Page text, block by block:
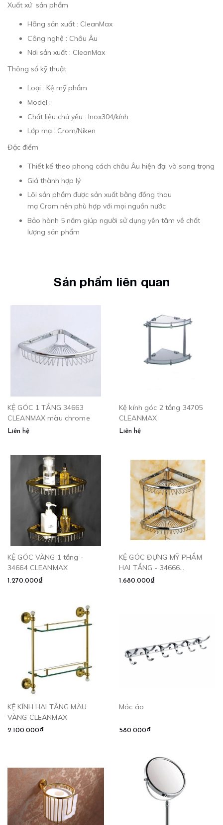
Xuất xứ sản phẩm
Hãng sản xuất : CleanMax
Công nghệ : Châu Âu
Nơi sản xuất : CleanMax
Thông số kỹ thuật
Loại : Kệ mỹ phẩm
Model :
Chất liệu chủ yếu : Inox304/kính
Lớp mạ : Crom/Niken
Đặc điểm
Thiết kế theo phong cách châu Âu hiện đại và sang trọng
Giá thành hợp lý
Lõi sản phẩm được sản xuất bằng đồng thau
mạ Crom nên phù hợp với mọi nguồn nước
Bảo hành 5 năm giúp người sử dụng yên tâm về chất
lượng sản phẩm
Sản phẩm liên quan
KỆ GÓC 1 TẦNG 34663
CLEANMAX màu chrome
Liên hệ
Kệ kính góc 2 tầng 34705
CLEANMAX
Liên hệ
KỆ GÓC VÀNG 1 tầng -
34664 CLEANMAX
1.270.000₫
KỆ GÓC ĐỰNG MỸ PHẨM
HAI TẦNG - 34666
CLEANMAX
1.680.000₫
KỆ KÍNH HAI TẦNG MÀU
VÀNG CLEANMAX
2.100.000₫
Móc áo
580.000₫